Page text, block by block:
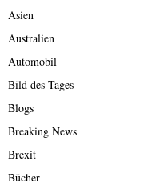
Asien
Australien
Automobil
Bild des Tages
Blogs
Breaking News
Brexit
Bücher